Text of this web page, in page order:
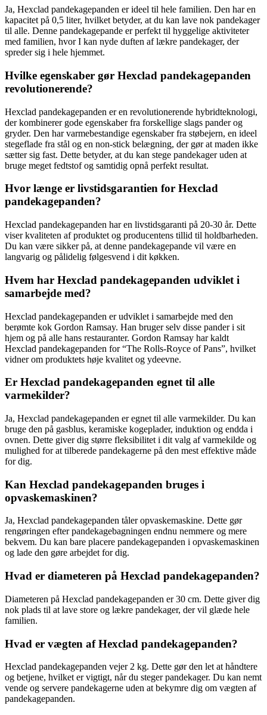
Ja, Hexclad pandekagepanden er ideel til hele familien. Den har en
kapacitet på 0,5 liter, hvilket betyder, at du kan lave nok pandekager
til alle. Denne pandekagepande er perfekt til hyggelige aktiviteter
med familien, hvor I kan nyde duften af lækre pandekager, der
spreder sig i hele hjemmet.
Hvilke egenskaber gør Hexclad pandekagepanden
revolutionerende?
Hexclad pandekagepanden er en revolutionerende hybridteknologi,
der kombinerer gode egenskaber fra forskellige slags pander og
gryder. Den har varmebestandige egenskaber fra støbejern, en ideel
stegeflade fra stål og en non-stick belægning, der gør at maden ikke
sætter sig fast. Dette betyder, at du kan stege pandekager uden at
bruge meget fedtstof og samtidig opnå perfekt resultat.
Hvor længe er livstidsgarantien for Hexclad
pandekagepanden?
Hexclad pandekagepanden har en livstidsgaranti på 20-30 år. Dette
viser kvaliteten af produktet og producentens tillid til holdbarheden.
Du kan være sikker på, at denne pandekagepande vil være en
langvarig og pålidelig følgesvend i dit køkken.
Hvem har Hexclad pandekagepanden udviklet i
samarbejde med?
Hexclad pandekagepanden er udviklet i samarbejde med den
berømte kok Gordon Ramsay. Han bruger selv disse pander i sit
hjem og på alle hans restauranter. Gordon Ramsay har kaldt
Hexclad pandekagepanden for “The Rolls-Royce of Pans”, hvilket
vidner om produktets høje kvalitet og ydeevne.
Er Hexclad pandekagepanden egnet til alle
varmekilder?
Ja, Hexclad pandekagepanden er egnet til alle varmekilder. Du kan
bruge den på gasblus, keramiske kogeplader, induktion og endda i
ovnen. Dette giver dig større fleksibilitet i dit valg af varmekilde og
mulighed for at tilberede pandekagerne på den mest effektive måde
for dig.
Kan Hexclad pandekagepanden bruges i
opvaskemaskinen?
Ja, Hexclad pandekagepanden tåler opvaskemaskine. Dette gør
rengøringen efter pandekagebagningen endnu nemmere og mere
bekvem. Du kan bare placere pandekagepanden i opvaskemaskinen
og lade den gøre arbejdet for dig.
Hvad er diameteren på Hexclad pandekagepanden?
Diameteren på Hexclad pandekagepanden er 30 cm. Dette giver dig
nok plads til at lave store og lækre pandekager, der vil glæde hele
familien.
Hvad er vægten af Hexclad pandekagepanden?
Hexclad pandekagepanden vejer 2 kg. Dette gør den let at håndtere
og betjene, hvilket er vigtigt, når du steger pandekager. Du kan nemt
vende og servere pandekagerne uden at bekymre dig om vægten af
pandekagepanden.